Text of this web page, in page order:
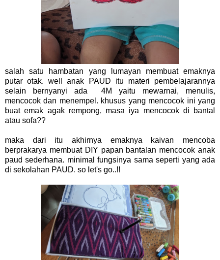
salah satu hambatan yang lumayan membuat emaknya
putar otak. well anak PAUD itu materi pembelajarannya
selain bernyanyi ada 4M yaitu mewarnai, menulis,
mencocok dan menempel. khusus yang mencocok ini yang
buat emak agak rempong, masa iya mencocok di bantal
atau sofa??
maka dari itu akhirnya emaknya kaivan mencoba
berprakarya membuat DIY papan bantalan mencocok anak
paud sederhana. minimal fungsinya sama seperti yang ada
di sekolahan PAUD. so let's go..!!